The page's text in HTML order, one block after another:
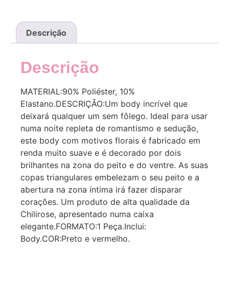
Descrição
Descrição
MATERIAL:90% Poliéster, 10%
Elastano.DESCRIÇÃO:Um body incrível que
deixará qualquer um sem fôlego. Ideal para usar
numa noite repleta de romantismo e sedução,
este body com motivos florais é fabricado em
renda muito suave e é decorado por dois
brilhantes na zona do peito e do ventre. As suas
copas triangulares embelezam o seu peito e a
abertura na zona íntima irá fazer disparar
corações. Um produto de alta qualidade da
Chilirose, apresentado numa caixa
elegante.FORMATO:1 Peça.Inclui:
Body.COR:Preto e vermelho.